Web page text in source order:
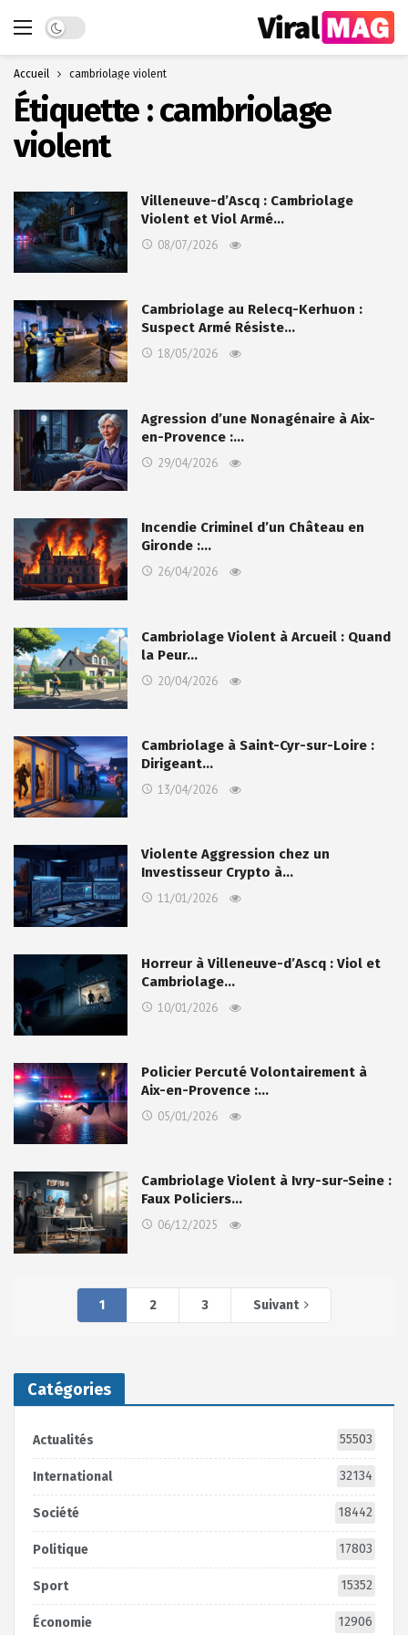
Dark mode
Accueil cambriolage violent
Étiquette :cambriolage
violent
Villeneuve-d’Ascq : Cambriolage
Violent et Viol Armé…
08/07/2026
Cambriolage au Relecq-Kerhuon :
Suspect Armé Résiste…
18/05/2026
Agression d’une Nonagénaire à Aix-
en-Provence :…
29/04/2026
Incendie Criminel d’un Château en
Gironde :…
26/04/2026
Cambriolage Violent à Arcueil : Quand
la Peur…
20/04/2026
Cambriolage à Saint-Cyr-sur-Loire :
Dirigeant…
13/04/2026
Violente Aggression chez un
Investisseur Crypto à…
11/01/2026
Horreur à Villeneuve-d’Ascq : Viol et
Cambriolage…
10/01/2026
Policier Percuté Volontairement à
Aix-en-Provence :…
05/01/2026
Cambriolage Violent à Ivry-sur-Seine :
Faux Policiers…
06/12/2025
1 2 3 Suivant
Catégories
Actualités 55503
International 32134
Société 18442
Politique 17803
Sport 15352
Économie 12906